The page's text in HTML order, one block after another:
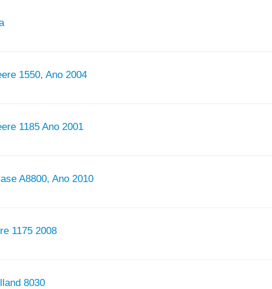
1550, Ano 2004
1185 Ano 2001
A8800, Ano 2010
1175 2008
8030